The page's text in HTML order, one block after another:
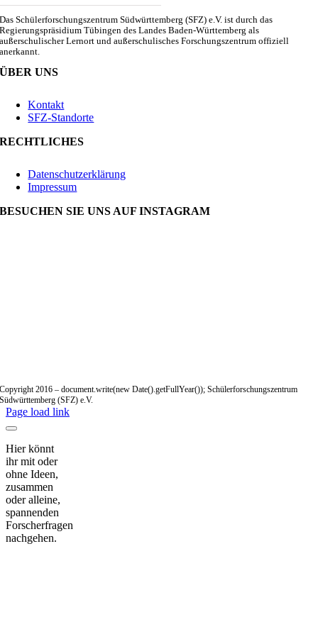
Das Schülerforschungszentrum Südwürttemberg (SFZ) e.V. ist durch das
Regierungspräsidium Tübingen des Landes Baden-Württemberg als
außerschulischer Lernort und außerschulisches Forschungszentrum offiziell
anerkannt.
ÜBER UNS
Kontakt
SFZ-Standorte
RECHTLICHES
Datenschutzerklärung
Impressum
BESUCHEN SIE UNS AUF INSTAGRAM
Copyright 2016 – document.write(new Date().getFullYear()); Schülerforschungszentrum
Südwürttemberg (SFZ) e.V.
Page load link
Hier könnt
ihr mit oder
ohne Ideen,
zusammen
oder alleine,
spannenden
Forscherfragen
nachgehen.